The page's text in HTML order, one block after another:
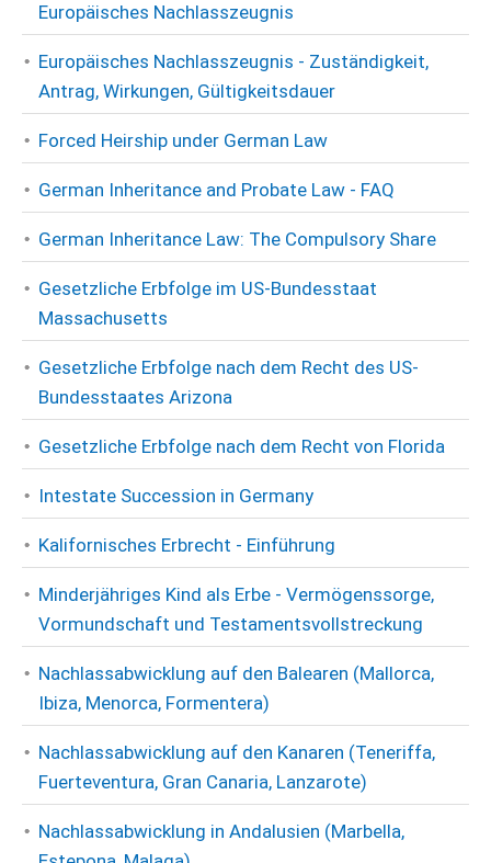
Europäisches Nachlasszeugnis
Europäisches Nachlasszeugnis - Zuständigkeit,
Antrag, Wirkungen, Gültigkeitsdauer
Forced Heirship under German Law
German Inheritance and Probate Law - FAQ
German Inheritance Law: The Compulsory Share
Gesetzliche Erbfolge im US-Bundesstaat
Massachusetts
Gesetzliche Erbfolge nach dem Recht des US-
Bundesstaates Arizona
Gesetzliche Erbfolge nach dem Recht von Florida
Intestate Succession in Germany
Kalifornisches Erbrecht - Einführung
Minderjähriges Kind als Erbe - Vermögenssorge,
Vormundschaft und Testamentsvollstreckung
Nachlassabwicklung auf den Balearen (Mallorca,
Ibiza, Menorca, Formentera)
Nachlassabwicklung auf den Kanaren (Teneriffa,
Fuerteventura, Gran Canaria, Lanzarote)
Nachlassabwicklung in Andalusien (Marbella,